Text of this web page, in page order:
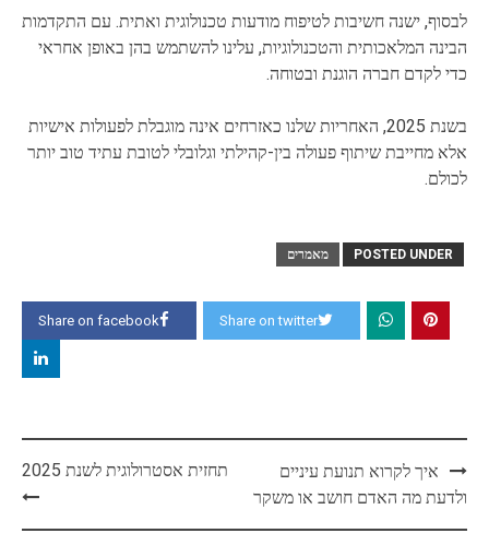
לבסוף, ישנה חשיבות לטיפוח מודעות טכנולוגית ואתית. עם התקדמות
הבינה המלאכותית והטכנולוגיות, עלינו להשתמש בהן באופן אחראי
כדי לקדם חברה הוגנת ובטוחה.
בשנת 2025, האחריות שלנו כאזרחים אינה מוגבלת לפעולות אישיות
אלא מחייבת שיתוף פעולה בין-קהילתי וגלובלי לטובת עתיד טוב יותר
לכולם.
POSTED UNDER מאמרים
Share on facebook Share on twitter
Post
navigation
איך לקרוא תנועת עיניים
ולדעת מה האדם חושב או משקר
תחזית אסטרולוגית לשנת 2025